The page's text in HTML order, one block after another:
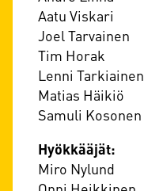
Aatu Viskari
Joel Tarvainen
Tim Horak
Lenni Tarkiainen
Matias Häikiö
Samuli Kosonen
Hyökkääjät:
Miro Nylund